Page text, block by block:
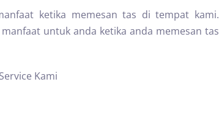
ketika memesan tas di tempat kami.
untuk anda ketika anda memesan tas
Kami